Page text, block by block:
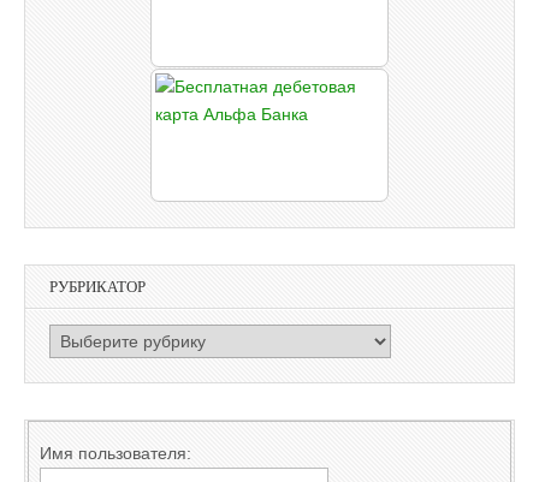
РУБРИКАТОР
РУБРИКАТОР
Имя пользователя: